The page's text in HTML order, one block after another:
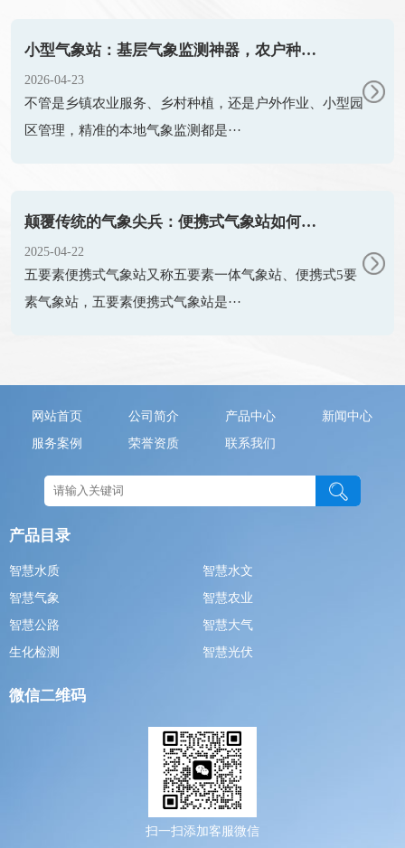
小型气象站：基层气象监测神器，农户种地更有底气
2026-04-23
不管是乡镇农业服务、乡村种植，还是户外作业、小型园
区管理，精准的本地气象监测都是···
颠覆传统的气象尖兵：便携式气象站如何打破监测时空壁垒
2025-04-22
五要素便携式气象站又称五要素一体气象站、便携式5要
素气象站，五要素便携式气象站是···
网站首页 公司简介 产品中心
新闻中心
服务案例
荣誉资质 联系我们
产品目录
智慧水质
智慧水文
智慧气象
智慧农业
智慧公路
智慧大气
生化检测
智慧光伏
微信二维码
扫一扫添加客服微信